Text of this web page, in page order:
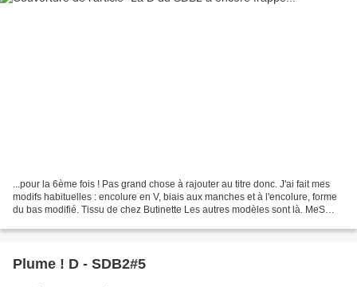
...pour la 6ème fois ! Pas grand chose à rajouter au titre donc. J'ai fait mes
modifs habituelles : encolure en V, biais aux manches et à l'encolure, forme
du bas modifié. Tissu de chez Butinette Les autres modèles sont là. MeS
Plume ! D - SDB2#5